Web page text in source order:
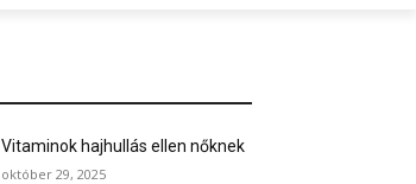
Vitaminok hajhullás ellen nőknek
október 29, 2025